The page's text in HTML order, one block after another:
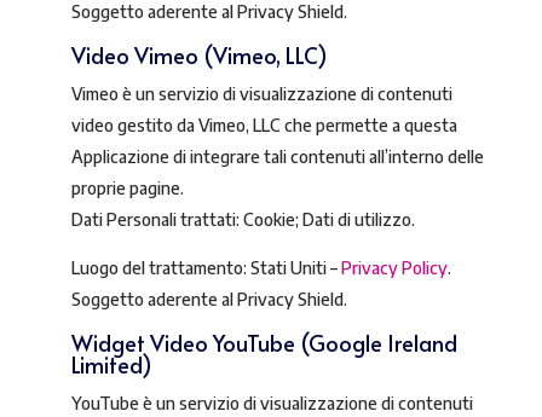
Soggetto aderente al Privacy Shield.
Video Vimeo (Vimeo, LLC)
Vimeo è un servizio di visualizzazione di contenuti
video gestito da Vimeo, LLC che permette a questa
Applicazione di integrare tali contenuti all’interno delle
proprie pagine.
Dati Personali trattati: Cookie; Dati di utilizzo.
Luogo del trattamento: Stati Uniti –Privacy Policy.
Soggetto aderente al Privacy Shield.
Widget Video YouTube (Google Ireland
Limited)
YouTube è un servizio di visualizzazione di contenuti